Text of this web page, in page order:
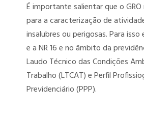
É importante salientar que o GRO
para a caracterização de
insalubres ou perigosas. Para isso
e a NR 16 e no âmbito da
Laudo Técnico das Condições
Trabalho (LTCAT) e Perfil
Previdenciário (PPP).